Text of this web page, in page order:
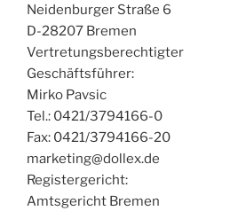
Neidenburger Straße 6
D-28207 Bremen
Vertretungsberechtigter
Geschäftsführer:
Mirko Pavsic
Tel.: 0421/3794166-0
Fax: 0421/3794166-20
marketing@dollex.de
Registergericht:
Amtsgericht Bremen